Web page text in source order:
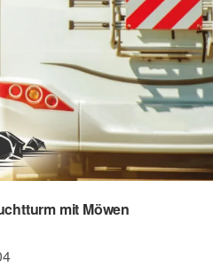
mit Möwen